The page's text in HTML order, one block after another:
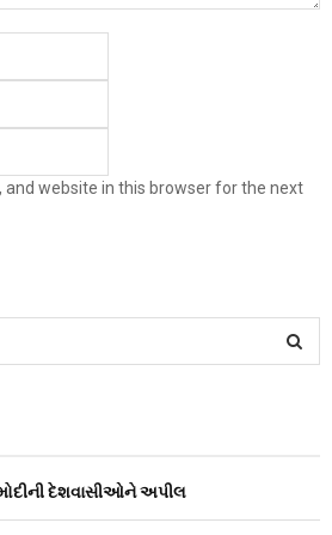
and website in this browser for the next
દેશવાસીઓને અપીલ